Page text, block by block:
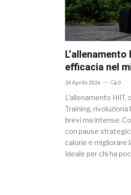
efficacia nel
24 Aprile 2026 0
L’allenamento
Training,
brevi ma intense.
con pause
calorie e migliorare
Ideale per chi ha